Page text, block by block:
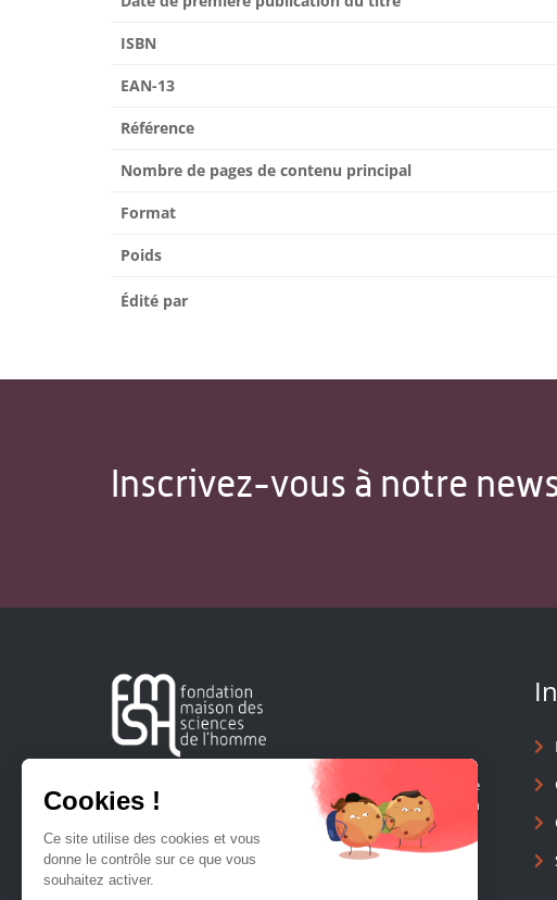
ISBN
EAN-13
Référence
Nombre de pages de contenu principal
Format
Poids
Édité par
Inscrivez-vous à notre
Créée en 1963, la Fondation Maison Sciences de l'Homme
soutient la recherche et la diffusion des connaissances en